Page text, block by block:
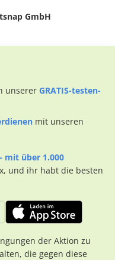
GmbH
unserer GRATIS-testen-
mit unseren
mit über 1.000
und ihr habt die besten
der Aktion zu
die gegen diese